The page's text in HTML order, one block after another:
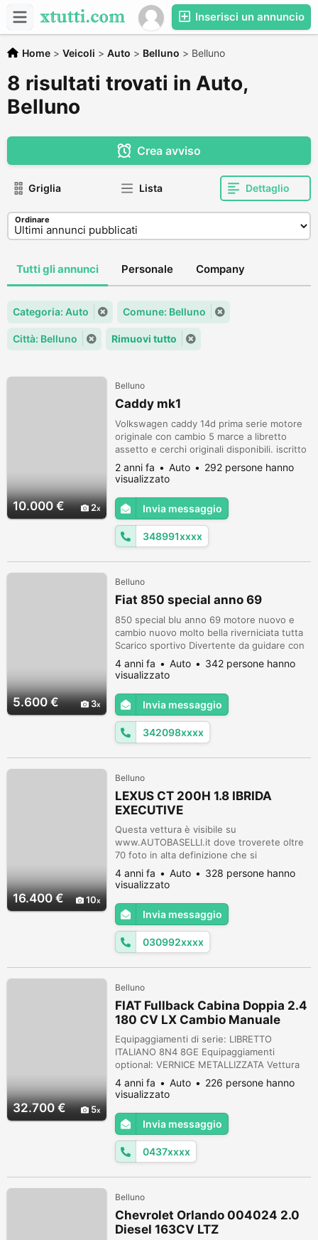
Inserisci un annuncio
Home > Veicoli > Auto > Belluno > Belluno
8 risultati trovati in Auto,
Belluno
Crea avviso
Griglia Lista Dettaglio
Ordinare
Tutti gli annunci Personale Company
Categoria: Auto Comune: Belluno
Città: Belluno Rimuovi tutto
10.000 € 2
Belluno
Caddy mk1
Volkswagen caddy 14d prima serie motore
originale con cambio 5 marce a libretto
assetto e cerchi originali disponibili. iscritto
asi revisione valida fino al 05/2025 Molti
lavori eseguiti di carrozzeria e di
anteriore golf gti mk1
2 anni fa Auto
292 persone hanno
visualizzato
Invia messaggio
348991xxxx
5.600 € 3
Belluno
Fiat 850 special anno 69
850 special blu anno 69 motore nuovo e
cambio nuovo molto bella riverniciata tutta
Scarico sportivo Divertente da guidare con
livrea abarth Non è MARCIA Sms o
whatsupp 3420981292
4 anni fa Auto
342 persone hanno
visualizzato
Invia messaggio
342098xxxx
16.400 € 10
Belluno
LEXUS CT 200H 1.8 IBRIDA
EXECUTIVE
Questa vettura è visibile su
www.AUTOBASELLI.it dove troverete oltre
70 foto in alta definizione che si
ingrandiscono a pieno schermo computer
per ogni vettura pubblicata + descrizione
web. Non su questo sito, ma solo su
www.AUTOBASELLI.it è possibile verificare
la disponibilita aggiornata in tempo reale ---
--------...
4 anni fa Auto
328 persone hanno
visualizzato
Invia messaggio
030992xxxx
32.700 € 5
Belluno
FIAT Fullback Cabina Doppia 2.4
180 CV LX Cambio Manuale
Equipaggiamenti di serie: LIBRETTO
ITALIANO 8N4 8GE Equipaggiamenti
optional: VERNICE METALLIZZATA Vettura
nazionale. Nota bene: La dotazione tecnica
e gli accessori indicati nella presente
l’effettivo equipaggiamento del veicolo, a
causa della non uniformità dei dati
pubblicati dai diversi portali. Ci scusiamo
per l’inco...
4 anni fa Auto
226 persone hanno
visualizzato
Invia messaggio
0437xxxx
Belluno
Chevrolet Orlando 004024 2.0
Diesel 163CV LTZ